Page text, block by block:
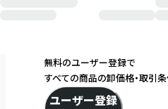
無料のユーザー登録で
すべての商品の卸価格・取引
ユーザー登録